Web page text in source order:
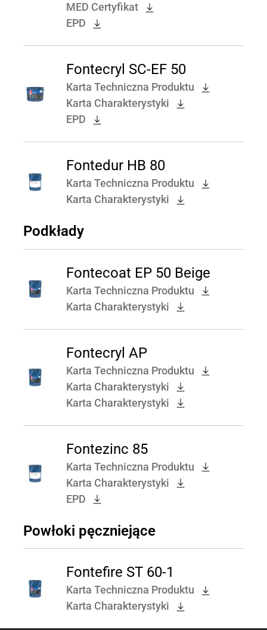
MED Certyfikat
EPD
Fontecryl SC-EF 50
Karta Techniczna Produktu
Karta Charakterystyki
EPD
Fontedur HB 80
Karta Techniczna Produktu
Karta Charakterystyki
Podkłady
Fontecoat EP 50 Beige
Karta Techniczna Produktu
Karta Charakterystyki
Fontecryl AP
Karta Techniczna Produktu
Karta Charakterystyki
Karta Charakterystyki
Fontezinc 85
Karta Techniczna Produktu
Karta Charakterystyki
EPD
Powłoki pęczniejące
Fontefire ST 60-1
Karta Techniczna Produktu
Karta Charakterystyki